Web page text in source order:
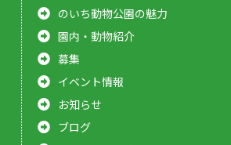
のいち動物公園の魅力
園内・動物紹介
募集
イベント情報
お知らせ
ブログ